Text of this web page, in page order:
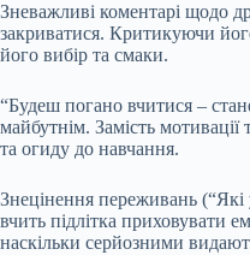
Зневажливі коментарі щодо
закриватися. Критикуючи
його вибір та смаки.
“Будеш погано вчитися –
майбутнім. Замість
та огиду до навчання.
Знецінення переживань
вчить підлітка приховувати
наскільки серйозними